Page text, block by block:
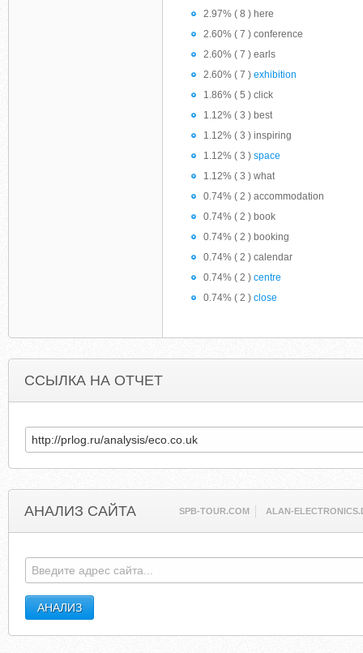
2.97% ( 8 ) here
2.60% ( 7 ) conference
2.60% ( 7 ) earls
2.60% ( 7 ) exhibition
1.86% ( 5 ) click
1.12% ( 3 ) best
1.12% ( 3 ) inspiring
1.12% ( 3 ) space
1.12% ( 3 ) what
0.74% ( 2 ) accommodation
0.74% ( 2 ) book
0.74% ( 2 ) booking
0.74% ( 2 ) calendar
0.74% ( 2 ) centre
0.74% ( 2 ) close
ССЫЛКА НА ОТЧЕТ
АНАЛИЗ САЙТА SPB-TOUR.COM ALAN-